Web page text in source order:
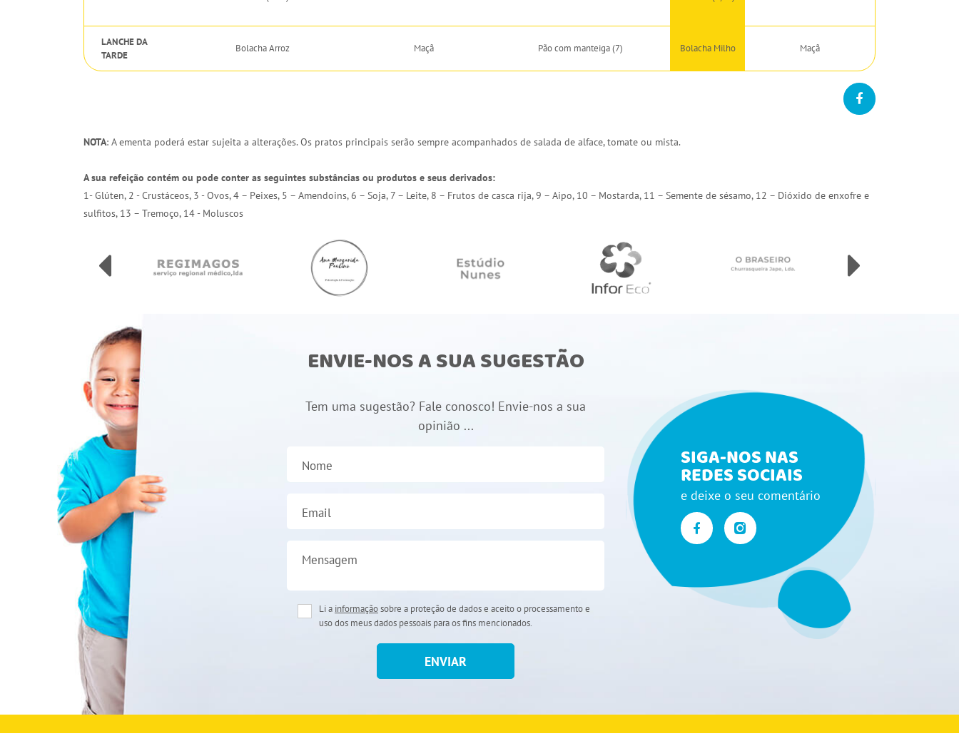
LANCHE DA
TARDE
Bolacha Arroz Maçã Pão com manteiga (7) Bolacha Milho Maçã
NOTA: A ementa poderá estar sujeita a alterações. Os pratos principais serão sempre acompanhados de salada de alface, tomate ou mista.
A sua refeição contém ou pode conter as seguintes substâncias ou produtos e seus derivados:
1- Glúten, 2 - Crustáceos, 3 - Ovos, 4 – Peixes, 5 – Amendoins, 6 – Soja, 7 – Leite, 8 – Frutos de casca rija, 9 – Aipo, 10 – Mostarda, 11 – Semente de sésamo, 12 – Dióxido de enxofre e
sulfitos, 13 – Tremoço, 14 - Moluscos
ENVIE-NOS A SUA SUGESTÃO
Tem uma sugestão? Fale conosco! Envie-nos a sua
opinião ...
Nome
Email
Mensagem
Li a informaçãosobre a proteção de dados e aceito o processamento e
uso dos meus dados pessoais para os fins mencionados.
ENVIAR
SIGA-NOS NAS
REDES SOCIAIS
e deixe o seu comentário